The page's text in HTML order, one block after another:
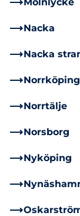
Nacka
Nacka
Norrköping
Norrtälje
Norsborg
Nyköping